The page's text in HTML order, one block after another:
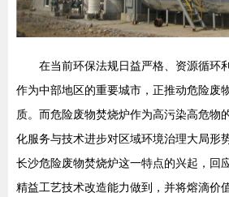
在当前环保法规日益严格、资源循环
作为中部地区的重要城市，正推动危险废
质。而危险废物焚烧炉作为高污染高危物
化服务与技术进步对区域环境治理大局形
长沙危险废物焚烧炉这一特点的兴起，回
精益工艺技术改造能力做到，并将熔滴价